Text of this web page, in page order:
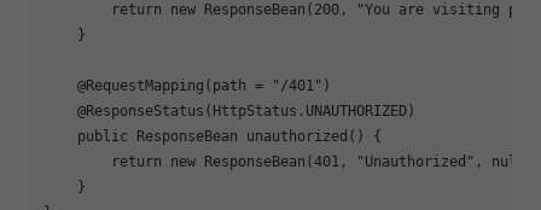
return
new ResponseBean( 200 ,
"You are visiting
    }
@RequestMapping (path = "/401" )
@ResponseStatus (HttpStatus.UNAUTHORIZED)
public ResponseBean unauthorized ()
{
return
new ResponseBean(401 , "Unauthorized" , null
    }